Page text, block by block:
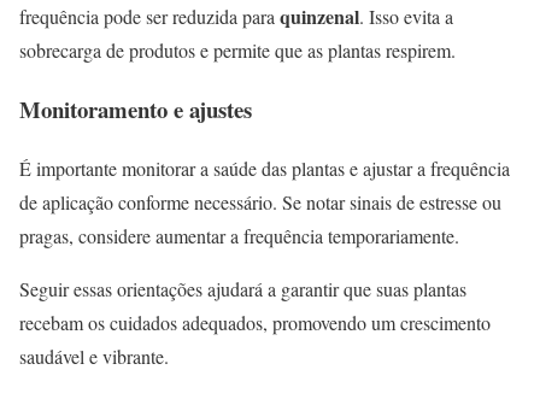
frequência pode ser reduzida para quinzenal. Isso evita a
sobrecarga de produtos e permite que as plantas respirem.
Monitoramento e ajustes
É importante monitorar a saúde das plantas e ajustar a frequência
de aplicação conforme necessário. Se notar sinais de estresse ou
pragas, considere aumentar a frequência temporariamente.
Seguir essas orientações ajudará a garantir que suas plantas
recebam os cuidados adequados, promovendo um crescimento
saudável e vibrante.